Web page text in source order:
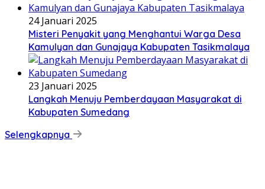
24 Januari 2025
Misteri Penyakit yang Menghantui Warga Desa
Kamulyan dan Gunajaya Kabupaten Tasikmalaya
23 Januari 2025
Langkah Menuju Pemberdayaan Masyarakat di
Kabupaten Sumedang
Selengkapnya